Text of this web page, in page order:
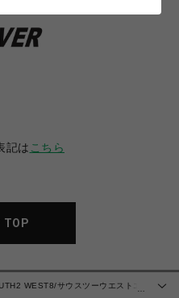
記は こちら
TOP
WEST8/サウスツーウエストエ